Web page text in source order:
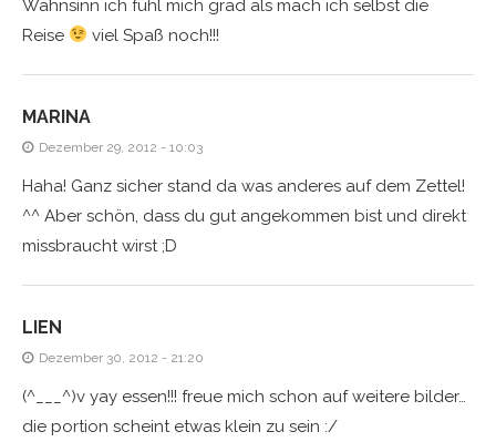
Wahnsinn ich fühl mich grad als mach ich selbst die
Reise
viel Spaß noch!!!
MARINA
Dezember 29, 2012 - 10:03
Haha! Ganz sicher stand da was anderes auf dem Zettel!
^^ Aber schön, dass du gut angekommen bist und direkt
missbraucht wirst ;D
LIEN
Dezember 30, 2012 - 21:20
(^___^)v yay essen!!! freue mich schon auf weitere bilder…
die portion scheint etwas klein zu sein :/